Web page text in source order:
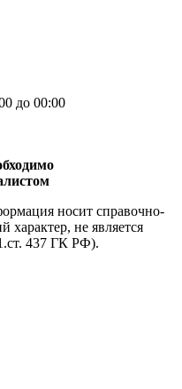
до 00:00
носит справочно-
не является
437 ГК РФ).